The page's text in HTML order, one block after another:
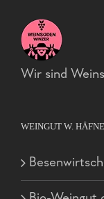
Wir sind
WEINGUT W.